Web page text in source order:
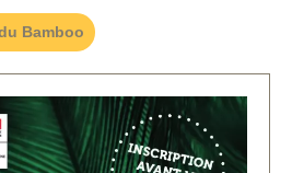
Bamboo